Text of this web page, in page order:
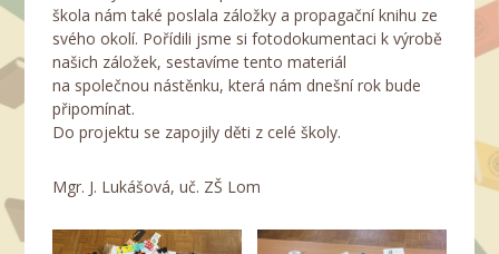
škola nám také poslala záložky a propagační knihu ze
svého okolí. Pořídili jsme si fotodokumentaci k výrobě
našich záložek, sestavíme tento materiál
na společnou nástěnku, která nám dnešní rok bude
připomínat.
Do projektu se zapojily děti z celé školy.
Mgr. J. Lukášová, uč. ZŠ Lom